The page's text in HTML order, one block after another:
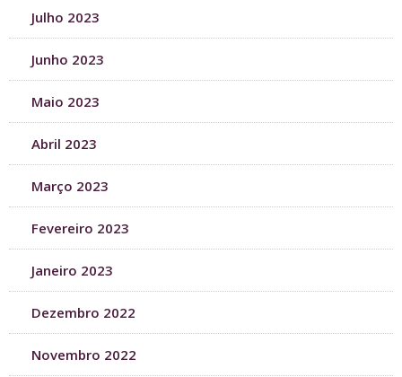
Julho 2023
Junho 2023
Maio 2023
Abril 2023
Março 2023
Fevereiro 2023
Janeiro 2023
Dezembro 2022
Novembro 2022